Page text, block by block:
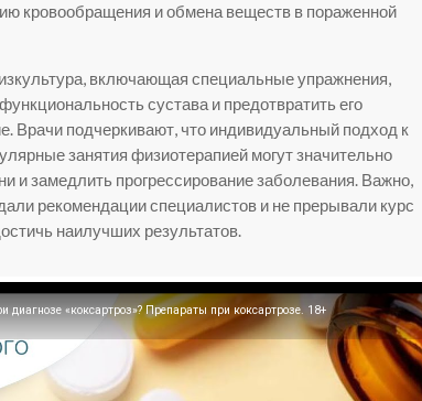
кровообращения и обмена веществ в пораженной
включающая специальные упражнения,
сустава и предотвратить его
Врачи подчеркивают, что индивидуальный подход к
занятия физиотерапией могут значительно
и замедлить прогрессирование заболевания. Важно,
рекомендации специалистов и не прерывали курс
наилучших результатов.
диагнозе «коксартроз»? Препараты при коксартрозе. 18+